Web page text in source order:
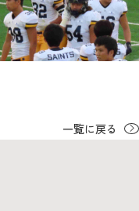
一覧に戻る